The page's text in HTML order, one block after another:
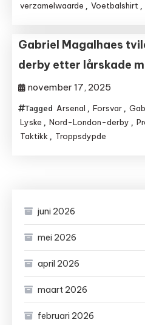
verzamelwaarde , Voetbalshirt ,
Gabriel Magalhaes
derby etter lårskade
november 17, 2025
Tagged Arsenal , Forsvar ,
Lyske , Nord-London-derby ,
Taktikk , Troppsdypde
juni 2026
mei 2026
april 2026
maart 2026
februari 2026